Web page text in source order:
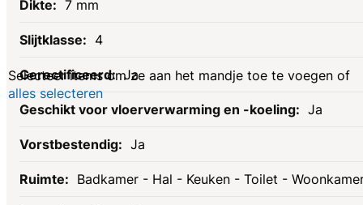
7 mm
4
Ja
Ja
Ja
Badkamer - Hal - Keuken - Toilet -
producten
Selecteer items om ze aan het mandje toe te voegen of
alles selecteren